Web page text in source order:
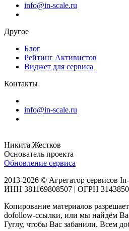
info@in-scale.ru
Другое
Блог
Рейтинг Активистов
Виджет для сервиса
Контакты
info@in-scale.ru
Никита Жестков
Основатель проекта
Обновление сервиса
2013-2026 © Агрегатор сервисов
ИНН 381169808507 | ОГРН
Копирование материалов
dofollow-ссылки, или мы найдём
Гуглу, чтобы Вас забанили. Всем